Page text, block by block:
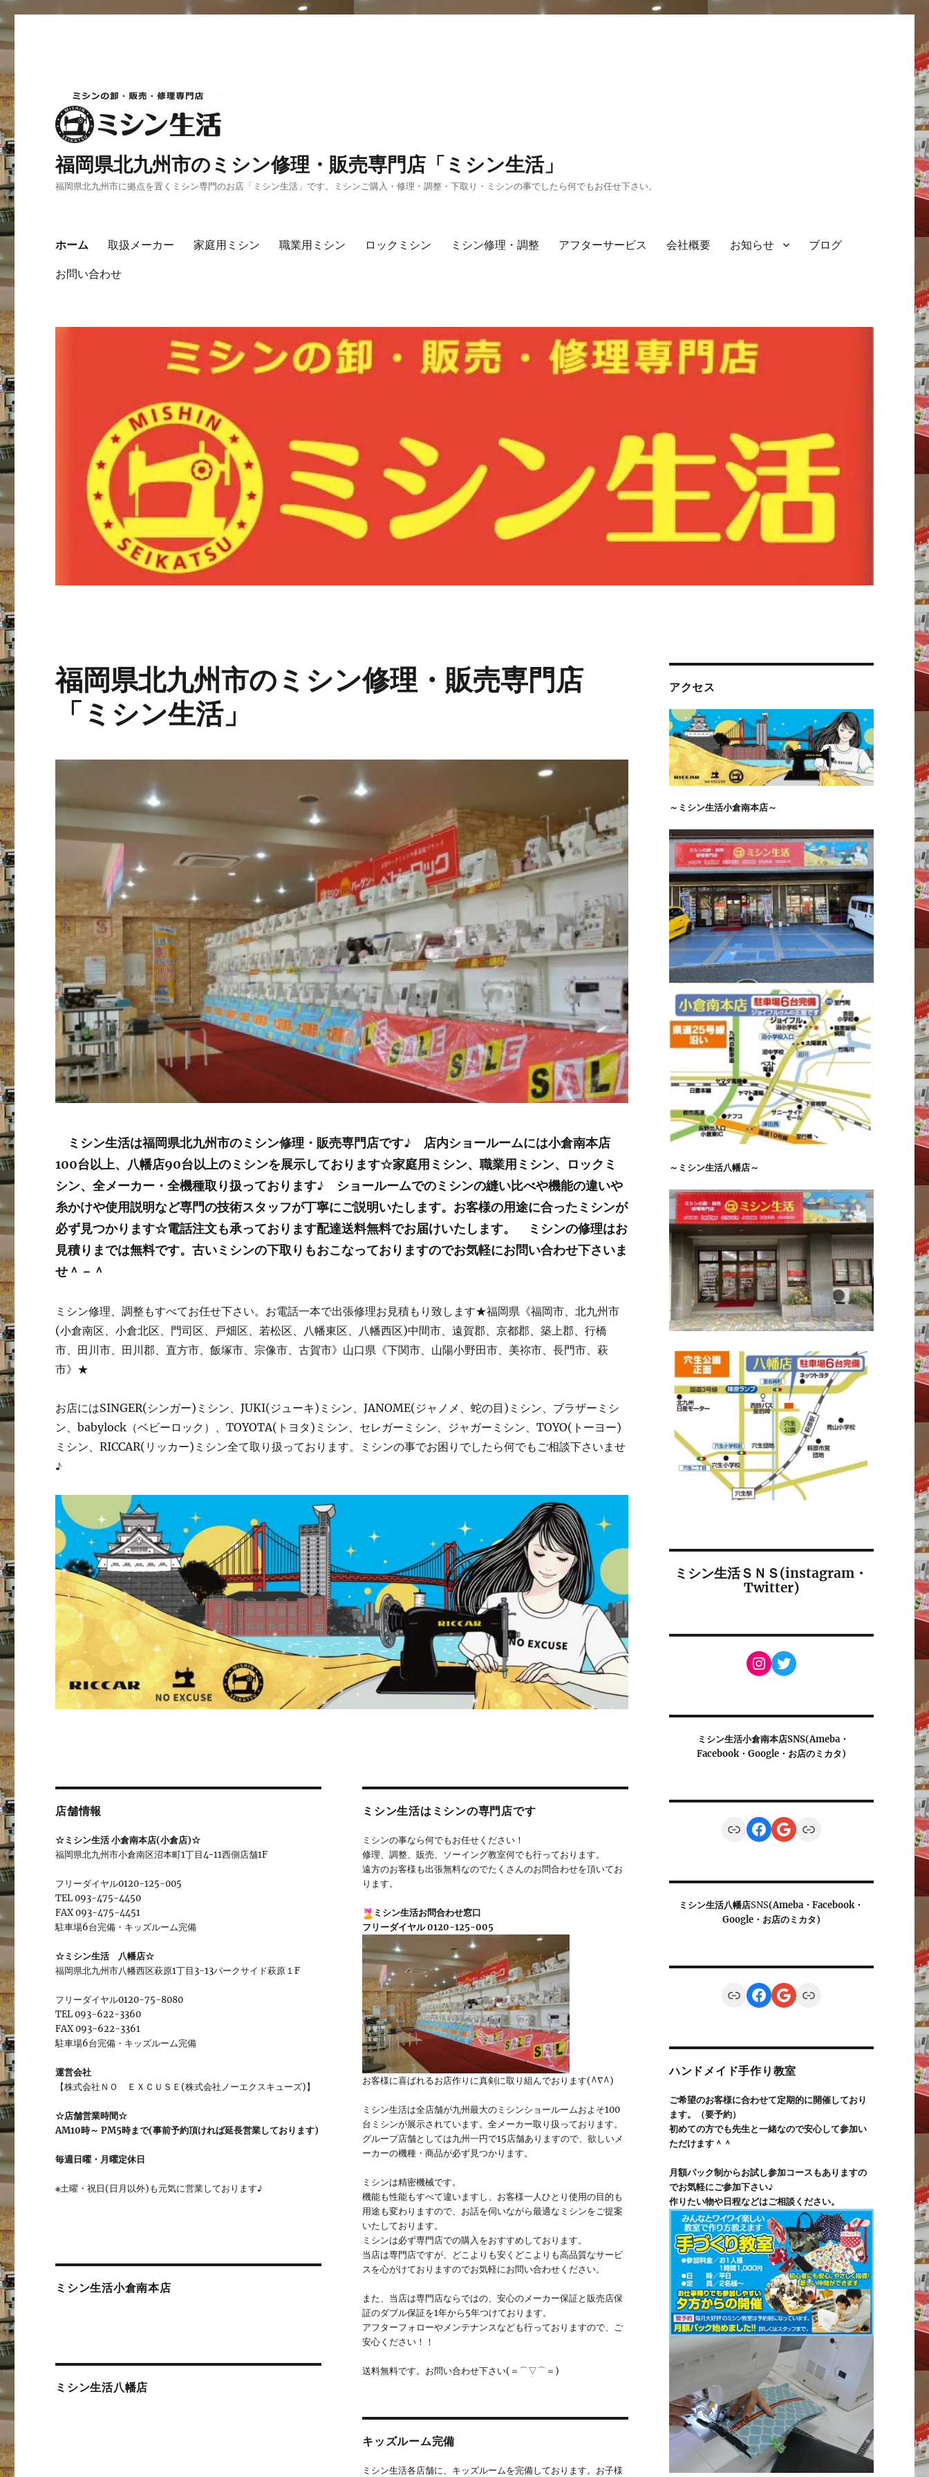
福岡県北九州市のミシン修理・販売専門店「ミシン生活」
福岡県北九州市に拠点を置くミシン専門のお店「ミシン生活」です。ミシンご購入・修理・調整・下取り・ミシンの事でしたら何でもお任せ下さい。
ホーム 取扱メーカー 家庭用ミシン 職業用ミシン ロックミシン ミシン修理・調整 アフターサービス 会社概要 お知らせ ブログ
お問い合わせ
福岡県北九州市のミシン修理・販売専門店
「ミシン生活」
ミシン生活は福岡県北九州市のミシン修理・販売専門店です♪ 店内ショールームには小倉南本店
100台以上、八幡店90台以上のミシンを展示しております☆家庭用ミシン、職業用ミシン、ロックミ
シン、全メーカー・全機種取り扱っております♪ ショールームでのミシンの縫い比べや機能の違いや
糸かけや使用説明など専門の技術スタッフが丁寧にご説明いたします。お客様の用途に合ったミシンが
必ず見つかります☆電話注文も承っております配達送料無料でお届けいたします。 ミシンの修理はお
見積りまでは無料です。古いミシンの下取りもおこなっておりますのでお気軽にお問い合わせ下さいま
せ＾－＾
ミシン修理、調整もすべてお任せ下さい。お電話一本で出張修理お見積もり致します★福岡県《福岡市、北九州市
(小倉南区、小倉北区、門司区、戸畑区、若松区、八幡東区、八幡西区)中間市、遠賀郡、京都郡、築上郡、行橋
市、田川市、田川郡、直方市、飯塚市、宗像市、古賀市》山口県《下関市、山陽小野田市、美祢市、長門市、萩
市》★
お店にはSINGER(シンガー)ミシン、JUKI(ジューキ)ミシン、JANOME(ジャノメ、蛇の目)ミシン、ブラザーミシ
ン、babylock（ベビーロック）、TOYOTA(トヨタ)ミシン、セレガーミシン、ジャガーミシン、TOYO(トーヨー)
ミシン、RICCAR(リッカー)ミシン全て取り扱っております。ミシンの事でお困りでしたら何でもご相談下さいませ
♪
店舗情報
☆ミシン生活 小倉南本店(小倉店)☆
福岡県北九州市小倉南区沼本町1丁目4ｰ11西側店舗1F
フリーダイヤル0120-125-005
TEL 093-475-4450
FAX 093-475-4451
駐車場6台完備・キッズルーム完備
☆ミシン生活 八幡店☆
福岡県北九州市八幡西区萩原1丁目3-13パークサイド萩原１F
フリーダイヤル0120-75-8080
TEL 093-622-3360
FAX 093-622-3361
駐車場6台完備・キッズルーム完備
運営会社
【株式会社ＮＯ ＥＸＣＵＳＥ(株式会社ノーエクスキューズ)】
☆店舗営業時間☆
AM10時～ PM5時まで(事前予約頂ければ延長営業しております)
毎週日曜・月曜定休日
※土曜・祝日(日月以外)も元気に営業しております♪
ミシン生活小倉南本店
ミシン生活八幡店
ミシン生活はミシンの専門店です
ミシンの事なら何でもお任せください！
修理、調整、販売、ソーイング教室何でも行っております。
遠方のお客様も出張無料なのでたくさんのお問合わせを頂いてお
ります。
ミシン生活お問合わせ窓口
フリーダイヤル 0120-125-005
お客様に喜ばれるお店作りに真剣に取り組んでおります(^∇^)
ミシン生活は全店舗が九州最大のミシンショールームおよそ100
台ミシンが展示されています。全メーカー取り扱っております。
グループ店舗としては九州一円で15店舗ありますので、欲しいメ
ーカーの機種・商品が必ず見つかります。
ミシンは精密機械です。
機能も性能もすべて違いますし、お客様一人ひとり使用の目的も
用途も変わりますので、お話を伺いながら最適なミシンをご提案
いたしております。
ミシンは必ず専門店での購入をおすすめしております。
当店は専門店ですが、どこよりも安くどこよりも高品質なサービ
スを心がけておりますのでお気軽にお問い合わせください。
また、当店は専門店ならではの、安心のメーカー保証と販売店保
証のダブル保証を1年から5年つけております。
アフターフォローやメンテナンスなども行っておりますので、ご
安心ください！！
送料無料です。お問い合わせ下さい(＝⌒▽⌒＝)
キッズルーム完備
ミシン生活各店舗に、キッズルームを完備しております。お子様
アクセス
～ミシン生活小倉南本店～
～ミシン生活八幡店～
ミシン生活ＳＮＳ(instagram・
Twitter)
Instagram
Twitter
ミシン生活小倉南本店SNS(Ameba・
Facebook・Google・お店のミカタ)
LinkFacebook
Google
Link
ミシン生活八幡店SNS(Ameba・Facebook・
Google・お店のミカタ)
LinkFacebook
Google
Link
ハンドメイド手作り教室
ご希望のお客様に合わせて定期的に開催しており
ます。（要予約）
初めての方でも先生と一緒なので安心して参加い
ただけます＾＾
月額パック制からお試し参加コースもありますの
でお気軽にご参加下さい♪
作りたい物や日程などはご相談ください。